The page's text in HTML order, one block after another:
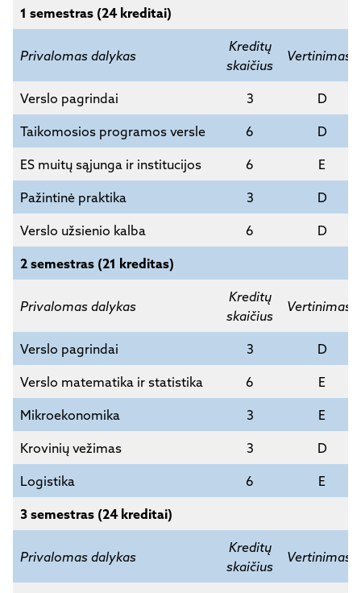
1 semestras (24 kreditai)
Privalomas dalykas
Kreditų
skaičius
Vertinimas*
Verslo pagrindai 3 D
Taikomosios programos versle 6 D
ES muitų sąjunga ir institucijos 6 E
Pažintinė praktika 3 D
Verslo užsienio kalba 6 D
2 semestras (21 kreditas)
Privalomas dalykas
Kreditų
skaičius
Vertinimas*
Verslo pagrindai 3 D
Verslo matematika ir statistika 6 E
Mikroekonomika 3 E
Krovinių vežimas 3 D
Logistika 6 E
3 semestras (24 kreditai)
Privalomas dalykas
Kreditų
skaičius
Vertinimas*